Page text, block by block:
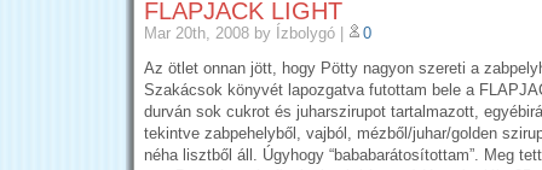
FLAPJACK LIGHT
Mar 20th, 2008 by Ízbolygó
0
Az ötlet onnan jött, hogy Pötty nagyon szereti a
Szakácsok könyvét lapozgatva futottam bele a
durván sok cukrot és juharszirupot tartalmazott,
tekintve zabpehelyből, vajból, mézből/juhar/golden
néha lisztből áll. Úgyhogy “bababarátosítottam”. Meg